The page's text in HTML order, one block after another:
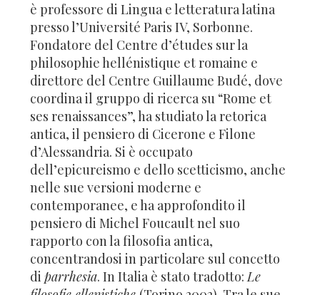
è professore di Lingua e letteratura latina
presso l’Université Paris IV, Sorbonne.
Fondatore del Centre d’études sur la
philosophie hellénistique et romaine e
direttore del Centre Guillaume Budé, dove
coordina il gruppo di ricerca su “Rome et
ses renaissances”, ha studiato la retorica
antica, il pensiero di Cicerone e Filone
d’Alessandria. Si è occupato
dell’epicureismo e dello scetticismo, anche
nelle sue versioni moderne e
contemporanee, e ha approfondito il
pensiero di Michel Foucault nel suo
rapporto con la filosofia antica,
concentrandosi in particolare sul concetto
di parrhesia. In Italia è stato tradotto:Le